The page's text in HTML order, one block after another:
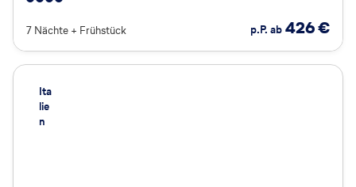
7 Nächte + Frühstück p.P. ab 426€
Ita
lie
n